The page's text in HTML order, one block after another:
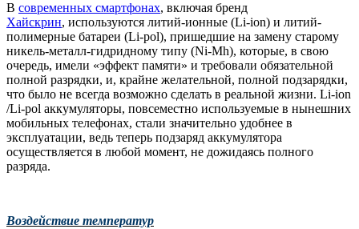
В современных смартфонах, включая бренд
Хайскрин, используются литий-ионные (Li-ion) и литий-
полимерные батареи (Li-pol), пришедшие на замену старому
никель-металл-гидридному типу (Ni-Mh), которые, в свою
очередь, имели «эффект памяти» и требовали обязательной
полной разрядки, и, крайне желательной, полной подзарядки,
что было не всегда возможно сделать в реальной жизни. Li-ion
/Li-pol аккумуляторы, повсеместно используемые в нынешних
мобильных телефонах, стали значительно удобнее в
эксплуатации, ведь теперь подзаряд аккумулятора
осуществляется в любой момент, не дожидаясь полного
разряда.
Воздействие температур